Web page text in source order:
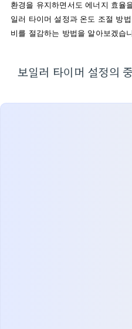
환경을 유지하면서도 에너지 효율
일러 타이머 설정과 온도 조절 방
비를 절감하는 방법을 알아보겠습
보일러 타이머 설정의